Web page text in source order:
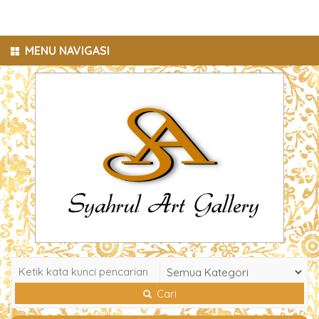
MENU NAVIGASI
Cari